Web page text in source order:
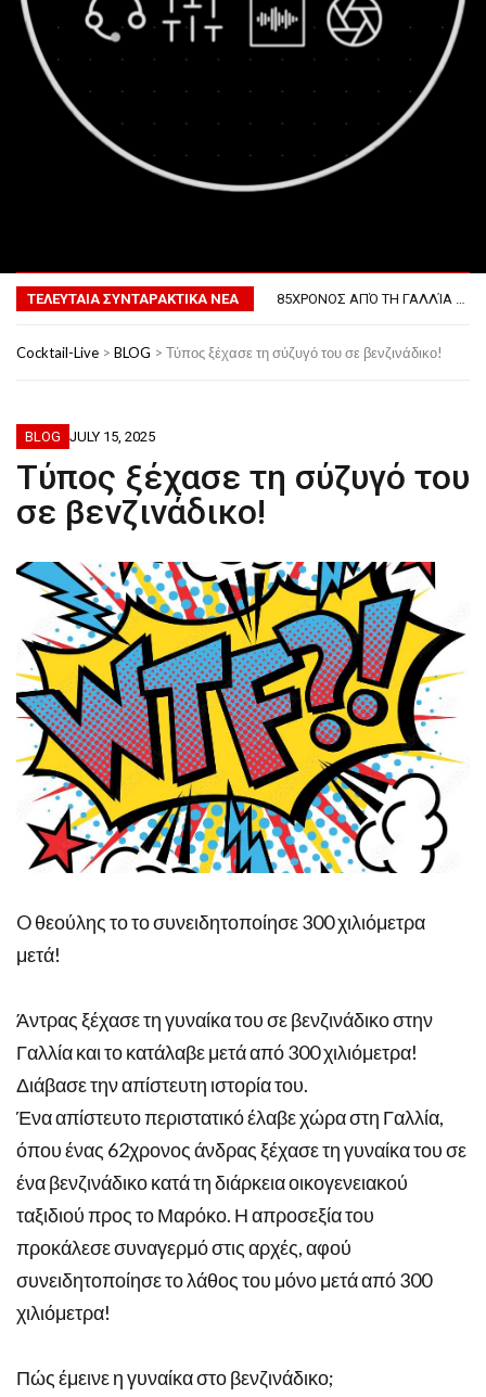
ΤΕΛΕΥΤΑΙΑ ΣΥΝΤΑΡΑΚΤΙΚΑ ΝΕΑ
Cocktail-Live > BLOG > Τύπος ξέχασε τη σύζυγό του σε βενζινάδικο!
BLOG JULY 15, 2025
Τύπος ξέχασε τη σύζυγό του
σε βενζινάδικο!
O θεούλης το το συνειδητοποίησε 300 χιλιόμετρα
μετά!
Άντρας ξέχασε τη γυναίκα του σε βενζινάδικο στην
Γαλλία και το κατάλαβε μετά από 300 χιλιόμετρα!
Διάβασε την απίστευτη ιστορία του.
Ένα απίστευτο περιστατικό έλαβε χώρα στη Γαλλία,
όπου ένας 62χρονος άνδρας ξέχασε τη γυναίκα του σε
ένα βενζινάδικο κατά τη διάρκεια οικογενειακού
ταξιδιού προς το Μαρόκο. Η απροσεξία του
προκάλεσε συναγερμό στις αρχές, αφού
συνειδητοποίησε το λάθος του μόνο μετά από 300
χιλιόμετρα!
Πώς έμεινε η γυναίκα στο βενζινάδικο;